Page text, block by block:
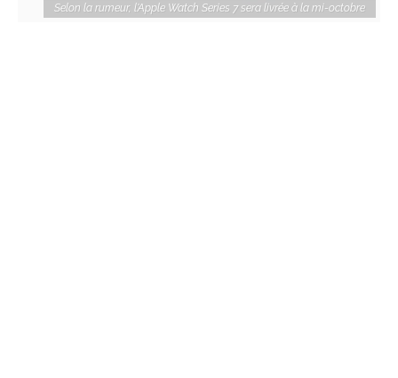
Selon la rumeur, l'Apple Watch Series 7 sera livrée à la mi-octobre